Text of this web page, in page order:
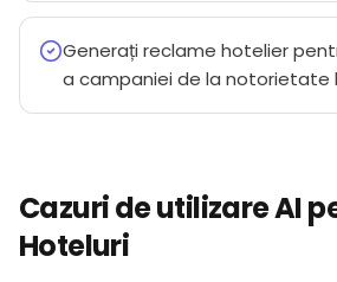
Generați reclame hotelier
a campaniei de la notorietate
Cazuri de utilizare AI
Hoteluri